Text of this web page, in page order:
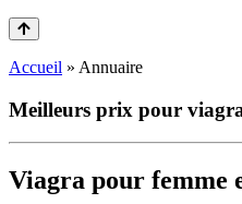
Accueil » Annuaire
Meilleurs prix pour
Viagra pour femme